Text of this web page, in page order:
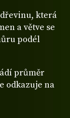
která
a větve se
podél
průměr
odkazuje na